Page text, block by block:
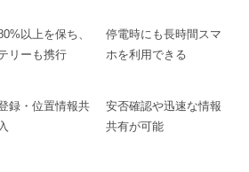
以上を保ち、
リーも携行
停電時にも長時間スマ
ホを利用できる
録・位置情報共
安否確認や迅速な情報
共有が可能